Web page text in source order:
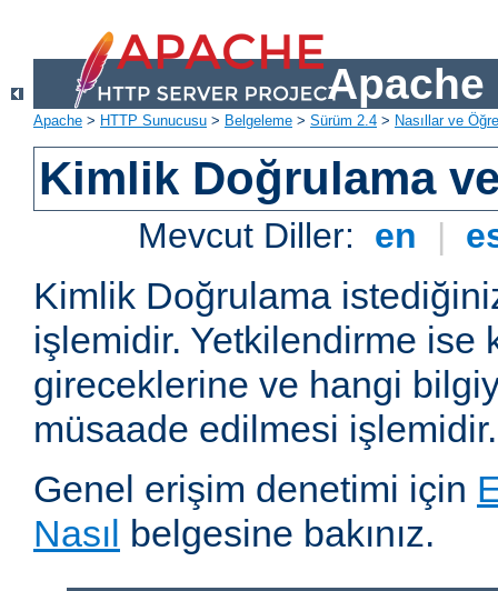
Apache
Apache > HTTP Sunucusu > Belgeleme > Sürüm 2.4 > Nasıllar ve
Kimlik Doğrulama
Mevcut Diller: en |
Kimlik Doğrulama
işlemidir. Yetkilendirme ise
gireceklerine ve hangi
müsaade edilmesi işlemidir.
Genel erişim denetimi için
Nasıl belgesine bakınız.